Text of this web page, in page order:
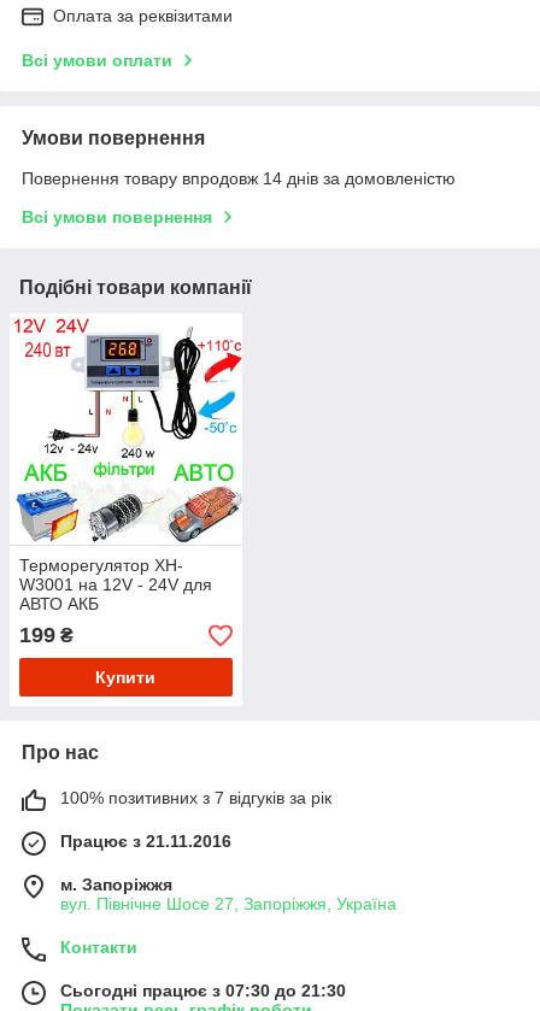
Оплата за реквізитами
Всі умови оплати
Умови повернення
Повернення товару впродовж 14 днів за домовленістю
Всі умови повернення
Подібні товари компанії
Терморегулятор XH-
W3001 на 12V - 24V для
АВТО АКБ
199 ₴
Купити
Про нас
100% позитивних з 7 відгуків за рік
Працює з 21.11.2016
м. Запоріжжя
вул. Північне Шосе 27, Запоріжжя, Україна
Контакти
Сьогодні працює з 07:30 до 21:30